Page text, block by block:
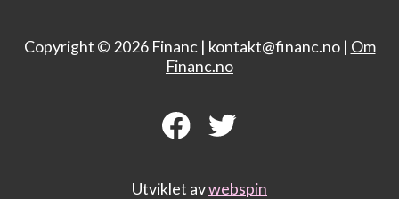
Copyright © 2026 Financ | kontakt@financ.no | Om
Financ.no
Utviklet avwebspin